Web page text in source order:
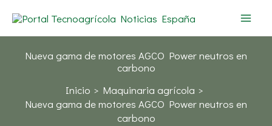
contenido
Nueva gama de motores AGCO Power neutros en
carbono
Inicio
Maquinaria agrícola
Nueva gama de motores AGCO Power neutros en
carbono